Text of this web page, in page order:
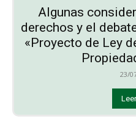
Algunas
derechos y el
«Proyecto de Ley
23/